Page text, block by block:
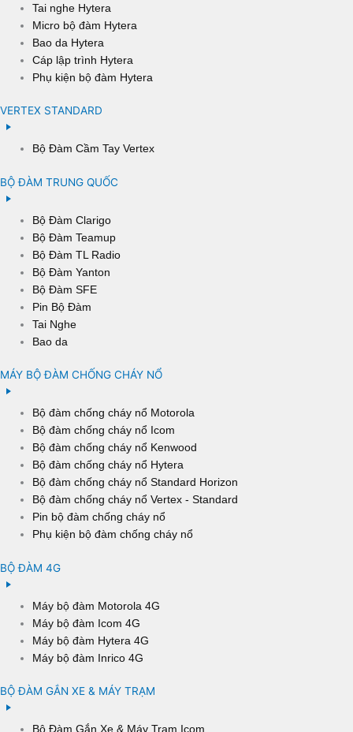
Tai nghe Hytera
Micro bộ đàm Hytera
Bao da Hytera
Cáp lập trình Hytera
Phụ kiện bộ đàm Hytera
VERTEX STANDARD
Bộ Đàm Cầm Tay Vertex
BỘ ĐÀM TRUNG QUỐC
Bộ Đàm Clarigo
Bộ Đàm Teamup
Bộ Đàm TL Radio
Bộ Đàm Yanton
Bộ Đàm SFE
Pin Bộ Đàm
Tai Nghe
Bao da
MÁY BỘ ĐÀM CHỐNG CHÁY NỔ
Bộ đàm chống cháy nổ Motorola
Bộ đàm chống cháy nổ Icom
Bộ đàm chống cháy nổ Kenwood
Bộ đàm chống cháy nổ Hytera
Bộ đàm chống cháy nổ Standard Horizon
Bộ đàm chống cháy nổ Vertex - Standard
Pin bộ đàm chống cháy nổ
Phụ kiện bộ đàm chống cháy nổ
BỘ ĐÀM 4G
Máy bộ đàm Motorola 4G
Máy bộ đàm Icom 4G
Máy bộ đàm Hytera 4G
Máy bộ đàm Inrico 4G
BỘ ĐÀM GẮN XE & MÁY TRẠM
Bộ Đàm Gắn Xe & Máy Trạm Icom